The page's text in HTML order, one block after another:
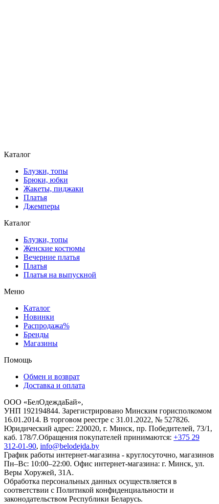
Каталог
Блузки, топы
Брюки, юбки
Жакеты, пиджаки
Платья
Джемперы
Каталог
Блузки, топы
Женские костюмы
Вечерние платья
Платья
Платья на выпускной
Меню
Каталог
Новинки
Распродажа%
Бренды
Магазины
Помощь
Обмен и возврат
Доставка и оплата
ООО «БелОдеждаБай»,
УНП 192194844. Зарегистрировано Минским горисполкомом
16.01.2014. В торговом реестре с 31.01.2022, № 527826.
Юридический адрес: 220020, г. Минск, пр. Победителей, 73/1,
каб. 178/7.Обращения покупателей принимаются: +375 29
312-01-90, info@belodejda.by
График работы интернет-магазина - круглосуточно, магазинов
Пн–Вс: 10:00–22:00. Офис интернет-магазина: г. Минск, ул.
Веры Хоружей, 31А.
Обработка персональных данных осуществляется в
соответствии с Политикой конфиденциальности и
законодательством Республики Беларусь.